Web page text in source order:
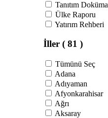
Tanıtım
Ülke Raporu
Yatırım Rehberi
İller ( 81 )
Tümünü Seç
Adana
Adıyaman
Afyonkarahisar
Ağrı
Aksaray